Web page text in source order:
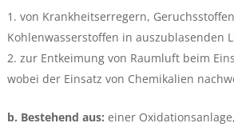
von Krankheitserregern,
Kohlenwasserstoffen in auszublasenden
zur Entkeimung von Raumluft beim
wobei der Einsatz von Chemikalien
b. Bestehend aus: einer